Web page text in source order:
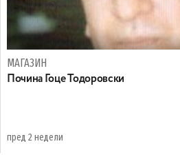
МАГАЗИН
Почина Гоце Тодоровски
пред 2 недели